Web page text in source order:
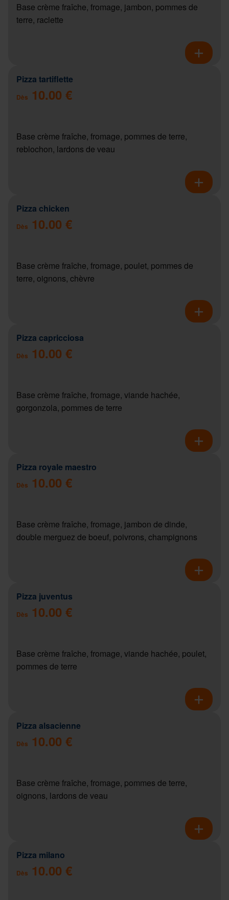
Base crème fraîche, fromage, jambon, pommes de
terre, raclette
Pizza tartiflette
Dès 10.00 €
Base crème fraîche, fromage, pommes de terre,
reblochon, lardons de veau
Pizza chicken
Dès 10.00 €
Base crème fraîche, fromage, poulet, pommes de
terre, oignons, chèvre
Pizza capricciosa
Dès 10.00 €
Base crème fraîche, fromage, viande hachée,
gorgonzola, pommes de terre
Pizza royale maestro
Dès 10.00 €
Base crème fraîche, fromage, jambon de dinde,
double merguez de boeuf, poivrons, champignons
Pizza juventus
Dès 10.00 €
Base crème fraîche, fromage, viande hachée, poulet,
pommes de terre
Pizza alsacienne
Dès 10.00 €
Base crème fraîche, fromage, pommes de terre,
oignons, lardons de veau
Pizza milano
Dès 10.00 €